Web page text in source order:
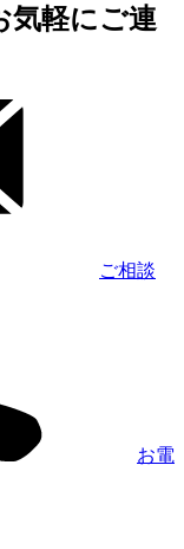
気軽にご連
ご相談
お電